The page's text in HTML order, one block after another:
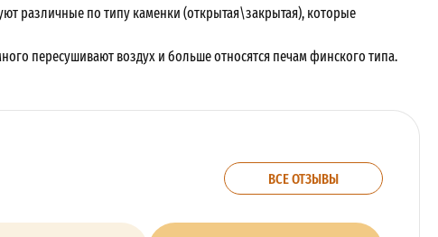
различные по типу каменки (открытая\закрытая), которые
пересушивают воздух и больше относятся печам финского типа.
ВСЕ ОТЗЫВЫ